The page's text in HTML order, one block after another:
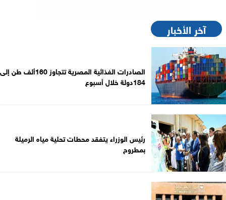
آخر الأخبار
الصادرات الغذائية المصرية تتجاوز 160ألف طن إلى
184دولة خلال أسبوع
رئيس الوزراء يتفقد محطات تحلية مياه الرميلة
بمطروح